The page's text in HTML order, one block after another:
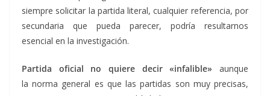
siempre solicitar la partida literal, cualquier referencia, por
secundaria que pueda parecer, podría resultarnos
esencial en la investigación.
Partida oficial no quiere decir «infalible» aunque
la norma general es que las partidas son muy precisas,